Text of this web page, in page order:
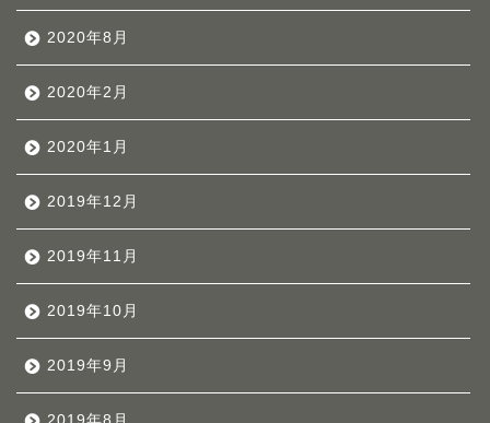
2020年8月
2020年2月
2020年1月
2019年12月
2019年11月
2019年10月
2019年9月